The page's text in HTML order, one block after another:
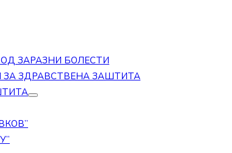
ЗАРАЗНИ БОЛЕСТИ
ЗА ЗДРАВСТВЕНА ЗАШТИТА